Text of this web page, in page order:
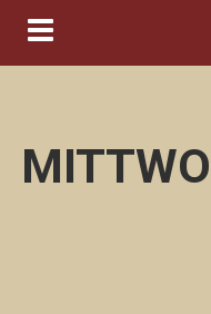
Navigation ein-/